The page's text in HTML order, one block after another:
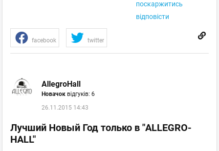
поскаржитись
відповісти
facebook twitter
AllegroHall
Новачок відгуків: 6
26.11.2015 14:43
Лучший Новый Год только в "ALLEGRO-
HALL"